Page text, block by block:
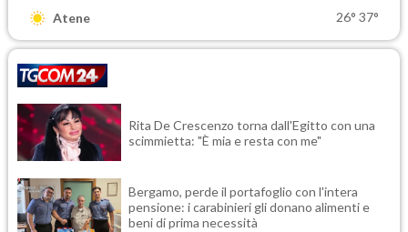
Atene 26° 37°
Rita De Crescenzo torna dall'Egitto con una
scimmietta: "È mia e resta con me"
Bergamo, perde il portafoglio con l'intera
pensione: i carabinieri gli donano alimenti e
beni di prima necessità